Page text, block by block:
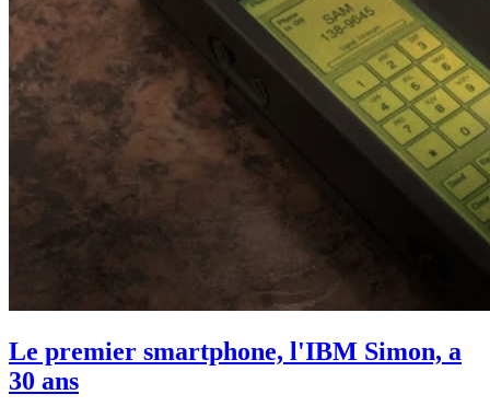
Le premier smartphone, l'IBM Simon, a
30 ans